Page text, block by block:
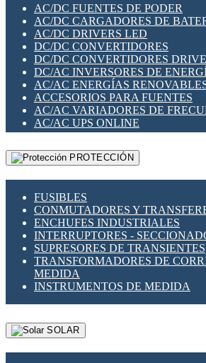
SWITCH Y MICROSWITCH
TARJETAS PI
UNIÓN Y DERIVACIÓN DE
PLACAS MODULARES IOT
SWITCHES Y REDES WIFI
SOLUCIONES IOT
SOLUCIONES LORAWAN
SOLUCIONES RED CELULAR
SEGURIDAD PARA REDES
SWITCHES LAN
TELEFONÍA IP (VOIP)
VIGILANCIA IP (CCTV)
MESHTASTIC
AC/DC FUENTES DE PODER
AC/DC CARGADORES DE
AC/DC DRIVERS LED
DC/DC CONVERTIDORES
DC/DC CONVERTIDORES
DC/AC INVERSORES DE
AC/AC ENERGÍAS
ACCESORIOS PARA FUENTES
AC/AC VARIADORES DE
AC/AC UPS ONLINE
PROTECCIÓN
FUSIBLES
CONMUTADORES Y
ENCHUFES INDUSTRIALES
INTERRUPTORES -
SUPRESORES DE TRANSIENTES
TRANSFORMADORES DE
MEDIDA
INSTRUMENTOS DE MEDIDA
SOLAR